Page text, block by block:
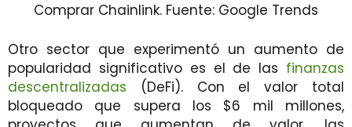
Comprar Chainlink. Fuente: Google Trends
Otro sector que experimentó un aumento de
popularidad significativo es el de las finanzas
descentralizadas (DeFi). Con el valor total
bloqueado que supera los $6 mil millones,